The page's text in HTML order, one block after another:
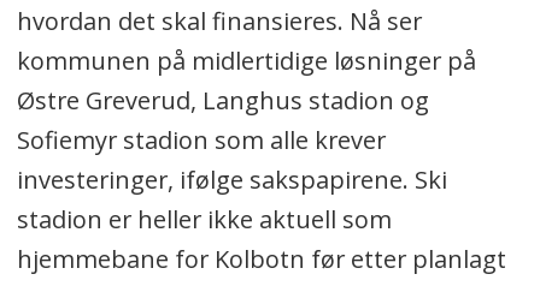
hvordan det skal finansieres. Nå ser
kommunen på midlertidige løsninger på
Østre Greverud, Langhus stadion og
Sofiemyr stadion som alle krever
investeringer, ifølge sakspapirene. Ski
stadion er heller ikke aktuell som
hjemmebane for Kolbotn før etter planlagt